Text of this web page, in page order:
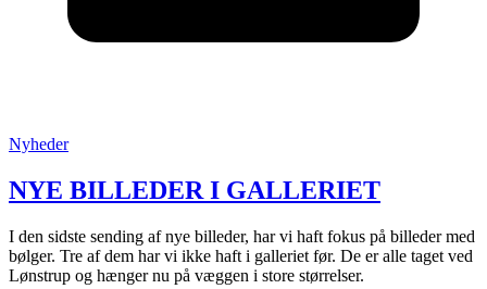
Posted
:
Nyheder
NYE BILLEDER I GALLERIET
I den sidste sending af nye billeder, har vi haft fokus på billeder med
bølger. Tre af dem har vi ikke haft i galleriet før. De er alle taget ved
Lønstrup og hænger nu på væggen i store størrelser.